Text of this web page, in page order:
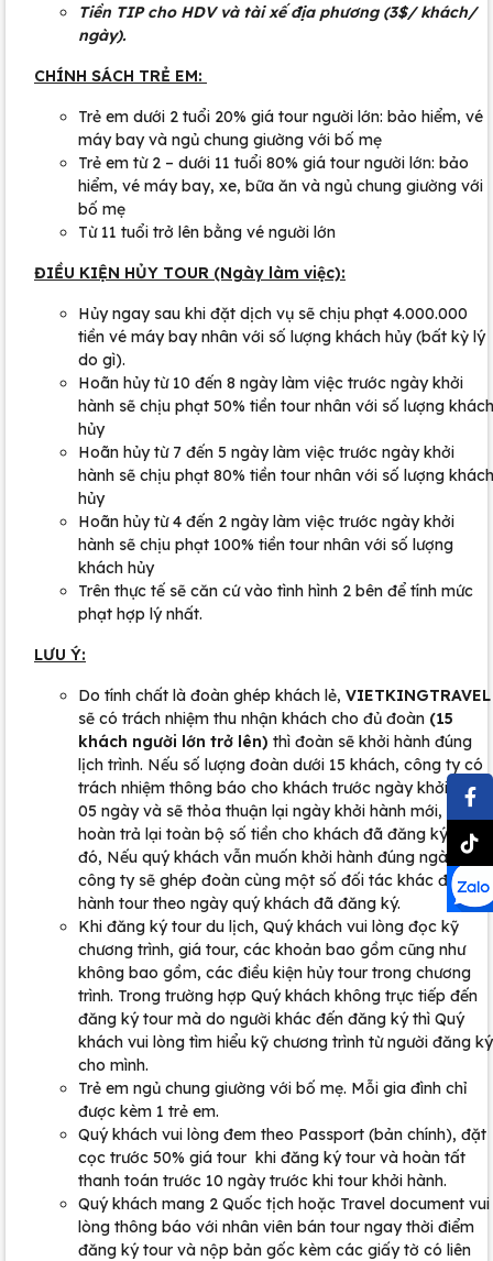
Tiền TIP cho HDV và tài xế địa phương (3$/ khách/
ngày).
CHÍNH SÁCH TRẺ EM:
Trẻ em dưới 2 tuổi 20% giá tour người lớn: bảo hiểm, vé
máy bay và ngủ chung giường với bố mẹ
Trẻ em từ 2 – dưới 11 tuổi 80% giá tour người lớn: bảo
hiểm, vé máy bay, xe, bữa ăn và ngủ chung giường với
bố mẹ
Từ 11 tuổi trở lên bằng vé người lớn
ĐIỀU KIỆN HỦY TOUR (Ngày làm việc):
Hủy ngay sau khi đặt dịch vụ sẽ chịu phạt 4.000.000
tiền vé máy bay nhân với số lượng khách hủy (bất kỳ lý
do gì).
Hoãn hủy từ 10 đến 8 ngày làm việc trước ngày khởi
hành sẽ chịu phạt 50% tiền tour nhân với số lượng khách
hủy
Hoãn hủy từ 7 đến 5 ngày làm việc trước ngày khởi
hành sẽ chịu phạt 80% tiền tour nhân với số lượng khách
hủy
Hoãn hủy từ 4 đến 2 ngày làm việc trước ngày khởi
hành sẽ chịu phạt 100% tiền tour nhân với số lượng
khách hủy
Trên thực tế sẽ căn cứ vào tình hình 2 bên để tính mức
phạt hợp lý nhất.
LƯU Ý:
Do tính chất là đoàn ghép khách lẻ, VIETKINGTRAVEL
sẽ có trách nhiệm thu nhận khách cho đủ đoàn (15
khách người lớn trở lên) thì đoàn sẽ khởi hành đúng
lịch trình. Nếu số lượng đoàn dưới 15 khách, công ty có
trách nhiệm thông báo cho khách trước ngày khởi hành
05 ngày và sẽ thỏa thuận lại ngày khởi hành mới, hoặc
hoàn trả lại toàn bộ số tiền cho khách đã đăng ký trước
đó, Nếu quý khách vẫn muốn khởi hành đúng ngày,
công ty sẽ ghép đoàn cùng một số đối tác khác để khởi
hành tour theo ngày quý khách đã đăng ký.
Khi đăng ký tour du lịch, Quý khách vui lòng đọc kỹ
chương trình, giá tour, các khoản bao gồm cũng như
không bao gồm, các điều kiện hủy tour trong chương
trình. Trong trường hợp Quý khách không trực tiếp đến
đăng ký tour mà do người khác đến đăng ký thì Quý
khách vui lòng tìm hiểu kỹ chương trình từ người đăng ký
cho mình.
Trẻ em ngủ chung giường với bố mẹ. Mỗi gia đình chỉ
được kèm 1 trẻ em.
Quý khách vui lòng đem theo Passport (bản chính), đặt
cọc trước 50% giá tour khi đăng ký tour và hoàn tất
thanh toán trước 10 ngày trước khi tour khởi hành.
Quý khách mang 2 Quốc tịch hoặc Travel document vui
lòng thông báo với nhân viên bán tour ngay thời điểm
đăng ký tour và nộp bản gốc kèm các giấy tờ có liên